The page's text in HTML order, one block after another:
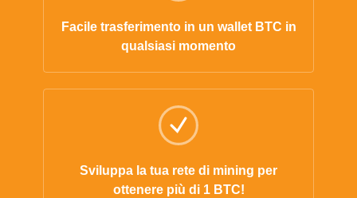
Facile trasferimento in un wallet BTC in
qualsiasi momento
Sviluppa la tua rete di mining per
ottenere più di 1 BTC!